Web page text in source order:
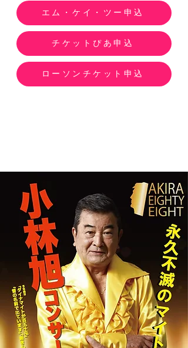
後援：調布市、（社福）調布市社会福祉協議会
協力：東京調布むらさきロータリークラブ
AKIRA EIGHTY-EIGHT
『小林旭コンサート　永久不滅のマイトガイ』
【日程】
2026年10月8日（木）
ム・ケイ・ツーにお問い合わせください。
【場所】
調布市グリーンホール　大ホール
〒182-0026　東京都調布市小島町2-47-1
【チケット販売】
①株式会社エム・ケイ・ツー
TEL：03-5637-7500（平日11:00-16:00）
email：mk2@road.ocn.ne.jp
―お申込み方法―
お支払い：振込のみ
チケットの準備次第請求書をお送りし、お振込確認後
チケットを郵送いたします。
エム・ケイ・ツー申込
チケットぴあ申込
ローソンチケット申込